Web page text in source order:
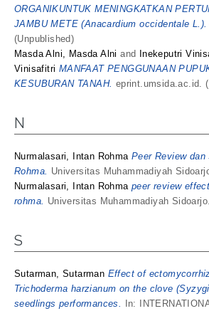
ORGANIKUNTUK MENINGKATKAN
JAMBU METE (Anacardium occidentale L.).
(Unpublished)
Masda Alni, Masda Alni and
Inekeputri
Vinisafitri MANFAAT PENGGUNAAN
KESUBURAN TANAH. eprint.umsida.ac.id.
N
Nurmalasari, Intan Rohma Peer Review
Rohma. Universitas Muhammadiyah
Nurmalasari, Intan Rohma peer review
rohma. Universitas Muhammadiyah
S
Sutarman, Sutarman Effect of
Trichoderma harzianum on the clove
seedlings performances.
In: